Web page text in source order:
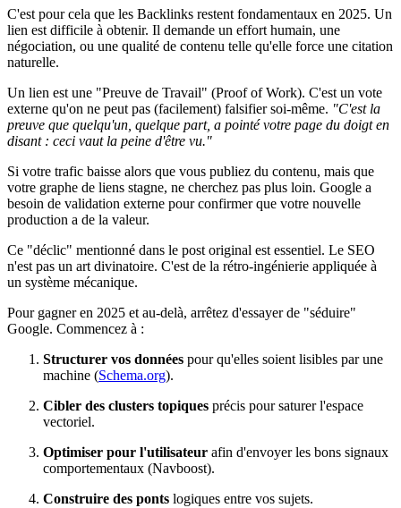
C'est pour cela que les Backlinks restent fondamentaux en 2025. Un
lien est difficile à obtenir. Il demande un effort humain, une
négociation, ou une qualité de contenu telle qu'elle force une citation
naturelle.
Un lien est une "Preuve de Travail" (Proof of Work). C'est un vote
externe qu'on ne peut pas (facilement) falsifier soi-même. "C'est la
preuve que quelqu'un, quelque part, a pointé votre page du doigt en
disant : ceci vaut la peine d'être vu."
Si votre trafic baisse alors que vous publiez du contenu, mais que
votre graphe de liens stagne, ne cherchez pas plus loin. Google a
besoin de validation externe pour confirmer que votre nouvelle
production a de la valeur.
Ce "déclic" mentionné dans le post original est essentiel. Le SEO
n'est pas un art divinatoire. C'est de la rétro-ingénierie appliquée à
un système mécanique.
Pour gagner en 2025 et au-delà, arrêtez d'essayer de "séduire"
Google. Commencez à :
Structurer vos données pour qu'elles soient lisibles par une
machine (Schema.org).
Cibler des clusters topiques précis pour saturer l'espace
vectoriel.
Optimiser pour l'utilisateur afin d'envoyer les bons signaux
comportementaux (Navboost).
Construire des ponts logiques entre vos sujets.